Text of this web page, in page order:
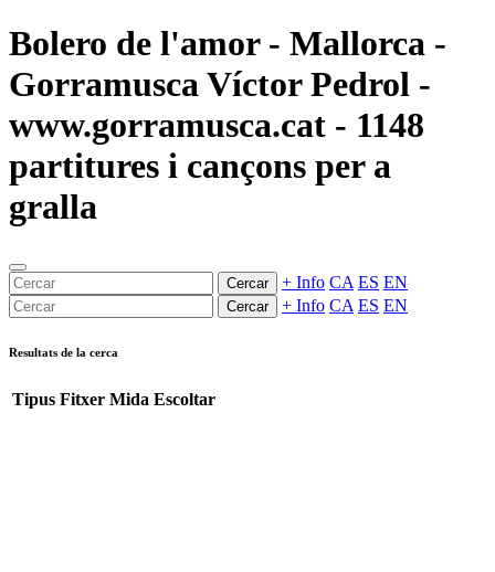
Bolero de l'amor - Mallorca -
Gorramusca Víctor Pedrol -
www.gorramusca.cat - 1148
partitures i cançons per a
gralla
Cercar + Info CA ES EN
Cercar + Info CA ES EN
Resultats de la cerca
Tipus Fitxer Mida Escoltar